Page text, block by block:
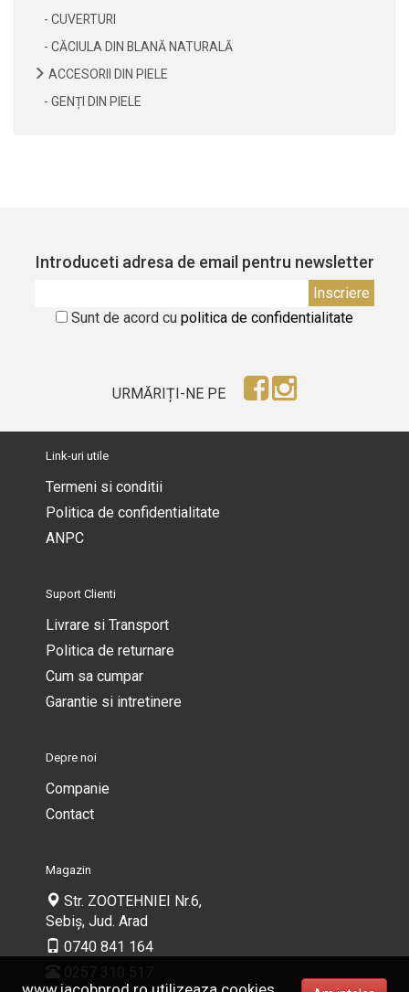
- CUVERTURI
- CĂCIULA DIN BLANĂ NATURALĂ
ACCESORII DIN PIELE
- GENȚI DIN PIELE
Introduceti adresa de email pentru newsletter
Sunt de acord cu politica de confidentialitate
URMĂRIȚI-NE PE
Link-uri utile
Termeni si conditii
Politica de confidentialitate
ANPC
Suport Clienti
Livrare si Transport
Politica de returnare
Cum sa cumpar
Garantie si intretinere
Depre noi
Companie
Contact
Magazin
Str. ZOOTEHNIEI Nr.6,
Sebiș, Jud. Arad
0740 841 164